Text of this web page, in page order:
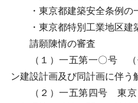
・東京都建築安全条例の
・東京都特別工業地区建
請願陳情の審査
（１）一五第一〇号 （
ン建設計画及び同計画に伴う
（２）一五第四号 東京